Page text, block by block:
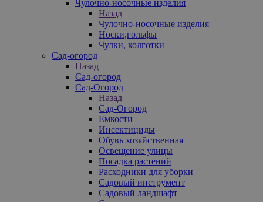
Чулочно-носочные изделия
Назад
Чулочно-носочные изделия
Носки,гольфы
Чулки, колготки
Сад-огород
Назад
Сад-огород
Сад-Огород
Назад
Сад-Огород
Емкости
Инсектициды
Обувь хозяйственная
Освещение улицы
Посадка растений
Расходники для уборки
Садовый инструмент
Садовый ландшафт